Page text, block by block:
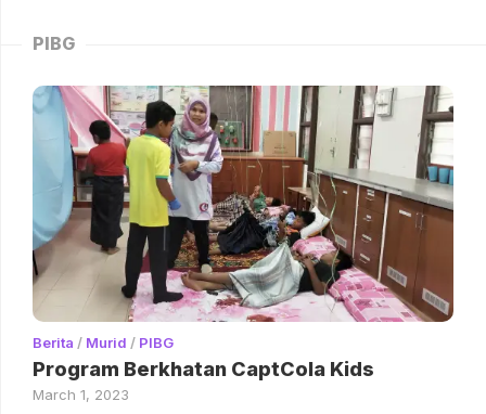
PIBG
Berita / Murid / PIBG
Program Berkhatan CaptCola Kids
March 1, 2023